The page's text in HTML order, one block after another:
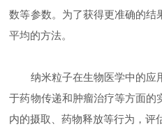
数等参数。为了获得更准确的结
平均的方法。
纳米粒子在生物医学中的应
于药物传递和肿瘤治疗等方面的
内的摄取、药物释放等行为，评